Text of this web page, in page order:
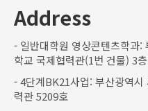
Address
- 일반대학원 영상콘텐츠학과:
학교 국제협력관(1번 건물) 3층
- 4단계BK21사업: 부산광역
력관 5209호